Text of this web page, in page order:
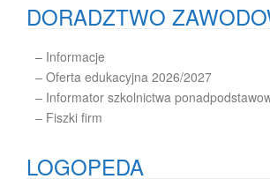
DORADZTWO
– Informacje
– Oferta edukacyjna 2026/2027
– Informator szkolnictwa
– Fiszki firm
LOGOPEDA